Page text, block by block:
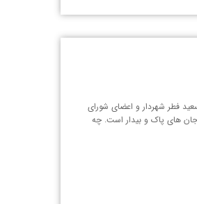
فطر شهردار و اعضای شورای
جان های پاک و بیدار است. چه